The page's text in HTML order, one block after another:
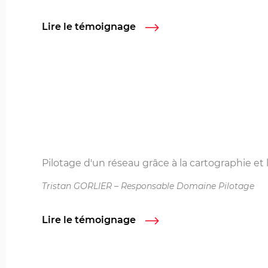
Lire le témoignage
Pilotage d'un réseau grâce à la cartographie et
Tristan GORLIER – Responsable Domaine Pilotage
Lire le témoignage